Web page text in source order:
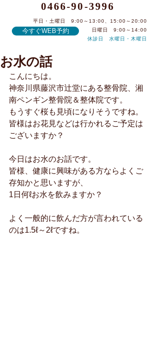
0466-90-3996
平日・土曜日 9:00～13:00、15:00～20:00
日曜日 9:00～14:00
休診日 水曜日・木曜日
今すぐWEB予約
0466-90-3996
お水の話
こんにちは。
神奈川県藤沢市辻堂にある整骨院、湘
南ペンギン整骨院＆整体院です。
もうすぐ桜も見頃になりそうですね。
皆様はお花見などは行かれるご予定は
ございますか？
今日はお水のお話です。
皆様、健康に興味がある方ならよくご
存知かと思いますが、
1日何ℓお水を飲みますか？
よく一般的に飲んだ方が言われている
のは1.5ℓ～2ℓですね。